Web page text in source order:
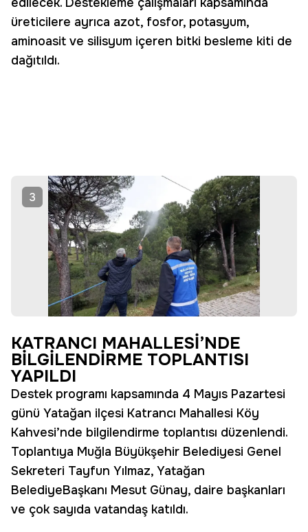
üreticilere ayrıca azot, fosfor, potasyum,
aminoasit ve silisyum içeren bitki besleme kiti de
dağıtıldı.
3
KATRANCI MAHALLESİ’NDE
BİLGİLENDİRME TOPLANTISI
YAPILDI
Destek programı kapsamında 4 Mayıs Pazartesi
günü Yatağan ilçesi Katrancı Mahallesi Köy
Kahvesi’nde bilgilendirme toplantısı düzenlendi.
Toplantıya Muğla Büyükşehir Belediyesi Genel
Sekreteri Tayfun Yılmaz, Yatağan
BelediyeBaşkanı Mesut Günay, daire başkanları
ve çok sayıda vatandaş katıldı.